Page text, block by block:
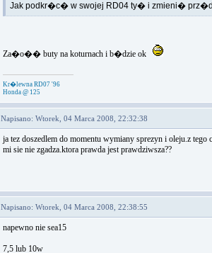
Jak podkr�c� w swojej RD04 ty� i zmieni�
Za�o�� buty na koturnach i b�dzie ok
Kr�lewna RD07 '96
Honda @ 125
Napisano: Wtorek, 04 Marca 2008, 22:32:38
ja tez doszedlem do momentu wymiany sprezyn i oleju.z
mi sie nie zgadza.ktora prawda jest prawdziwsza??
Napisano: Wtorek, 04 Marca 2008, 22:38:55
napewno nie sea15
7,5 lub 10w